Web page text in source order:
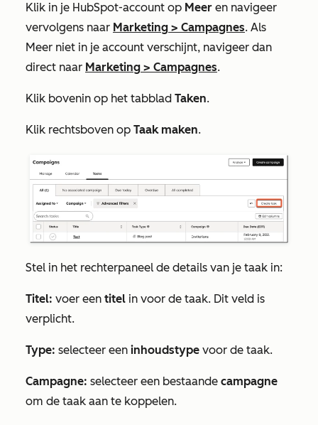
Klik in je HubSpot-account op Meer en navigeer
vervolgens naar Marketing > Campagnes. Als
Meer niet in je account verschijnt, navigeer dan
direct naar Marketing > Campagnes.
Klik bovenin op het tabblad Taken.
Klik rechtsboven op Taak maken.
Stel in het rechterpaneel de details van je taak in:
Titel: voer een titel in voor de taak. Dit veld is
verplicht.
Type: selecteer een inhoudstype voor de taak.
Campagne: selecteer een bestaande campagne
om de taak aan te koppelen.